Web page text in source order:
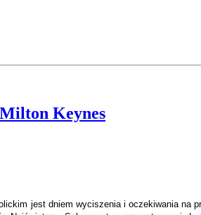
Keynes
jest dniem wyciszenia i oczekiwania na